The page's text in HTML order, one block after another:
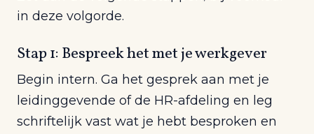
in deze volgorde.
Stap 1: Bespreek het met je werkgever
Begin intern. Ga het gesprek aan met je
leidinggevende of de HR-afdeling en leg
schriftelijk vast wat je hebt besproken en